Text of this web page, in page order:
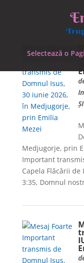
Selectează o
Medjugorje, prin
Important
Capela Flăcării
3:35, Domnul